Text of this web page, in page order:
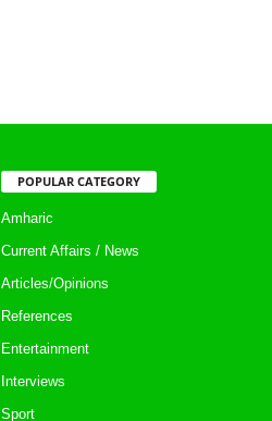
POPULAR CATEGORY
Amharic
Current Affairs / News
Articles/Opinions
References
Entertainment
Interviews
Sport